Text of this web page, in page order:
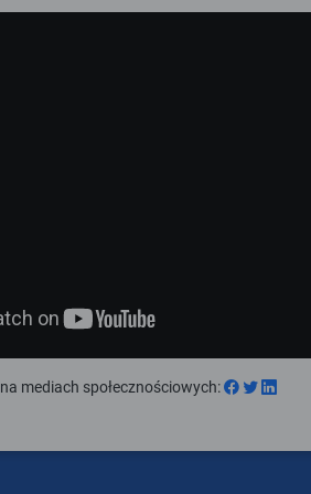
mediach społecznościowych: